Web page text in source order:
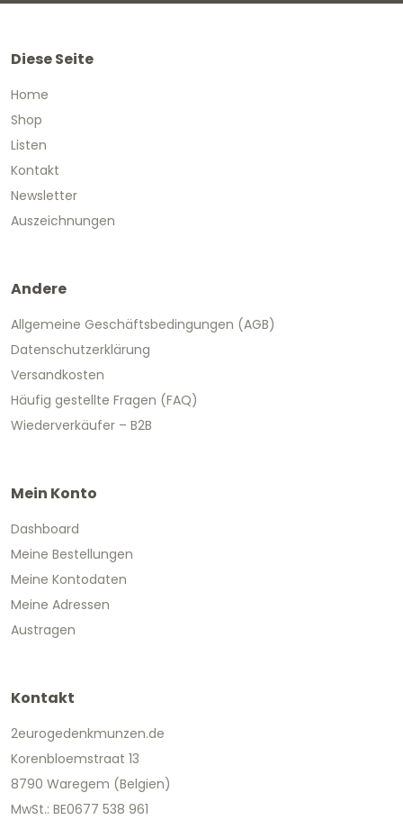
Diese Seite
Home
Shop
Listen
Kontakt
Newsletter
Auszeichnungen
Andere
Allgemeine Geschäftsbedingungen (AGB)
Datenschutzerklärung
Versandkosten
Häufig gestellte Fragen (FAQ)
Wiederverkäufer – B2B
Mein Konto
Dashboard
Meine Bestellungen
Meine Kontodaten
Meine Adressen
Austragen
Kontakt
2eurogedenkmunzen.de
Korenbloemstraat 13
8790 Waregem (Belgien)
MwSt.: BE0677 538 961